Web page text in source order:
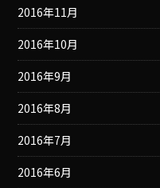
2016年11月
2016年10月
2016年9月
2016年8月
2016年7月
2016年6月